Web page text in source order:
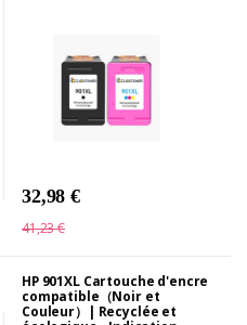
32,98 €
41,23 €
HP 901XL Cartouche d'encre
compatible（Noir et
Couleur）| Recyclée et